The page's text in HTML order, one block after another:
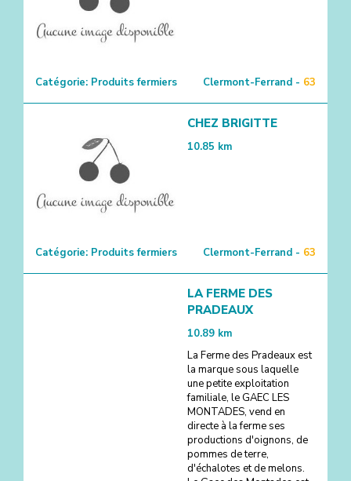
Catégorie: Produits fermiers Clermont-Ferrand - 63
CHEZ BRIGITTE
10.85 km
Catégorie: Produits fermiers Clermont-Ferrand - 63
LA FERME DES
PRADEAUX
10.89 km
La Ferme des Pradeaux est
la marque sous laquelle
une petite exploitation
familiale, le GAEC LES
MONTADES, vend en
directe à la ferme ses
productions d'oignons, de
pommes de terre,
d'échalotes et de melons.